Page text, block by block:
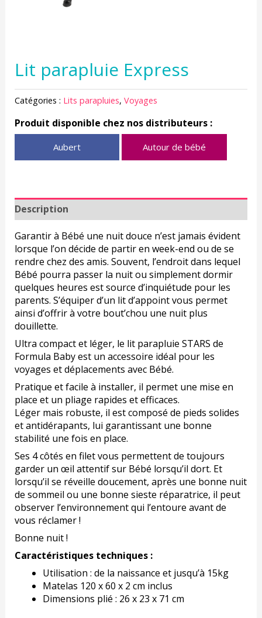
Lit parapluie Express
Catégories : Lits parapluies, Voyages
Produit disponible chez nos distributeurs :
Aubert Autour de bébé
Description
Garantir à Bébé une nuit douce n’est jamais évident
lorsque l’on décide de partir en week-end ou de se
rendre chez des amis. Souvent, l’endroit dans lequel
Bébé pourra passer la nuit ou simplement dormir
quelques heures est source d’inquiétude pour les
parents. S’équiper d’un lit d’appoint vous permet
ainsi d’offrir à votre bout’chou une nuit plus
douillette.
Ultra compact et léger, le lit parapluie STARS de
Formula Baby est un accessoire idéal pour les
voyages et déplacements avec Bébé.
Pratique et facile à installer, il permet une mise en
place et un pliage rapides et efficaces.
Léger mais robuste, il est composé de pieds solides
et antidérapants, lui garantissant une bonne
stabilité une fois en place.
Ses 4 côtés en filet vous permettent de toujours
garder un œil attentif sur Bébé lorsqu’il dort. Et
lorsqu’il se réveille doucement, après une bonne nuit
de sommeil ou une bonne sieste réparatrice, il peut
observer l’environnement qui l’entoure avant de
vous réclamer !
Bonne nuit !
Caractéristiques techniques :
Utilisation : de la naissance et jusqu’à 15kg
Matelas 120 x 60 x 2 cm inclus
Dimensions plié : 26 x 23 x 71 cm